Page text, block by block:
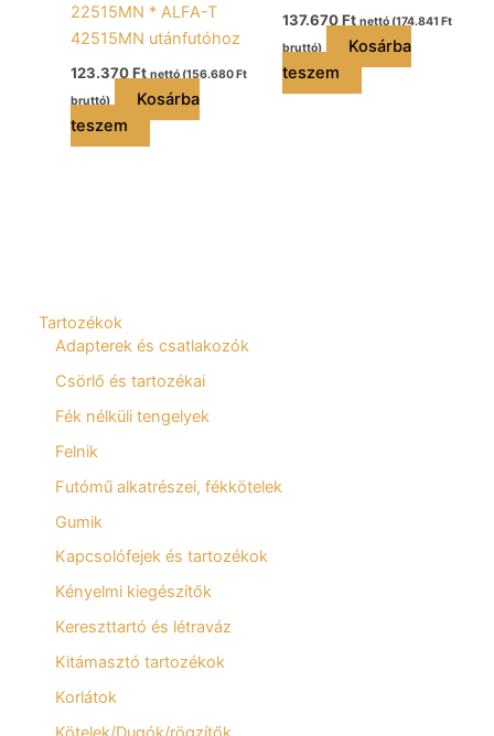
Tartozékok
Adapterek és csatlakozók
Csörlő és tartozékai
Fék nélküli tengelyek
Felnik
Futómű alkatrészei, fékkötelek
Gumik
Kapcsolófejek és tartozékok
Kényelmi kiegészítők
Kereszttartó és létraváz
Kitámasztó tartozékok
Korlátok
22515MN * ALFA-T
42515MN utánfutóhoz
123.370Ft nettó (156.680Ft
bruttó)
Kosárba
teszem
137.670Ft nettó (174.841 Ft
bruttó)
Kosárba
teszem